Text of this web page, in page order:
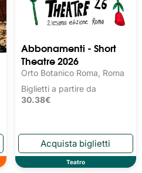
Abbonamenti - Short
Theatre 2026
Orto Botanico Roma, Roma
Biglietti a partire da
30.38€
Teatro